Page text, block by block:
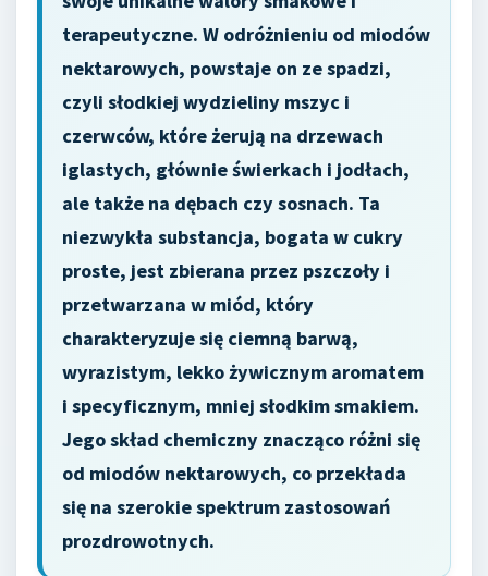
terapeutyczne. W odróżnieniu od miodów
nektarowych, powstaje on ze spadzi,
czyli słodkiej wydzieliny mszyc i
czerwców, które żerują na drzewach
iglastych, głównie świerkach i jodłach,
ale także na dębach czy sosnach. Ta
niezwykła substancja, bogata w cukry
proste, jest zbierana przez pszczoły i
przetwarzana w miód, który
charakteryzuje się ciemną barwą,
wyrazistym, lekko żywicznym aromatem
i specyficznym, mniej słodkim smakiem.
Jego skład chemiczny znacząco różni się
od miodów nektarowych, co przekłada
się na szerokie spektrum zastosowań
prozdrowotnych.